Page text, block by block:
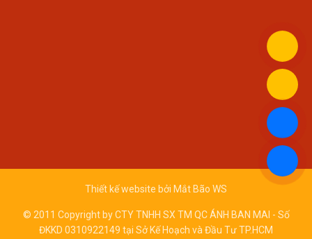
Thiết kế website bởi Mắt Bão WS
© 2011 Copyright by CTY TNHH SX TM QC ÁNH BAN MAI - Số
ĐKKD 0310922149 tại Sở Kế Hoạch và Đầu Tư TP.HCM